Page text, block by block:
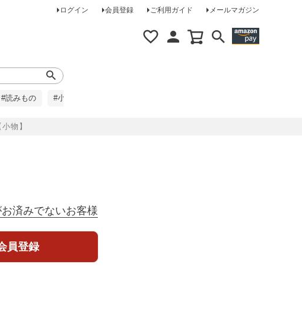
ログイン 会員登録 ご利用ガイド メールマガジン
小物】
#読みもの #小柄な方に
済みでないお客様
員登録